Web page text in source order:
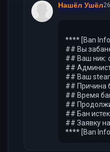
Нашёл Ушёл
**** [Ban
## Вы
## Ваш ник:
##
## Ваш
## Причина
## Время
##
## Бан
## Заявку
**** [Ban